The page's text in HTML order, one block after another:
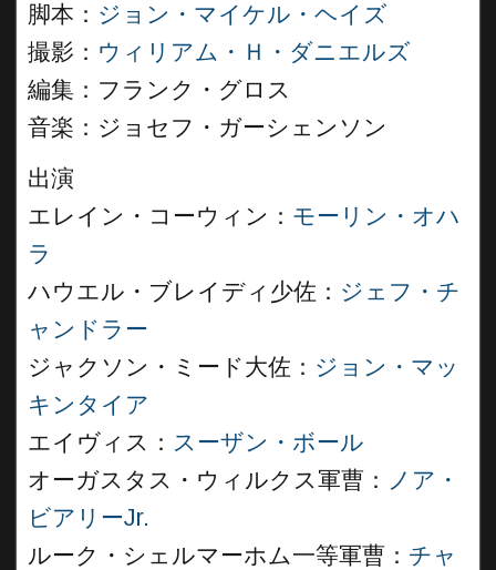
脚本： ジョン・マイケル・ヘイズ
撮影： ウィリアム・Ｈ・ダニエルズ
編集：フランク・グロス
音楽：ジョセフ・ガーシェンソン
出演
エレイン・コーウィン： モーリン・オハ
ラ
ハウエル・ブレイディ少佐： ジェフ・チ
ャンドラー
ジャクソン・ミード大佐： ジョン・マッ
キンタイア
エイヴィス： スーザン・ボール
オーガスタス・ウィルクス軍曹： ノア・
ビアリーJr.
ルーク・シェルマーホム一等軍曹： チャ